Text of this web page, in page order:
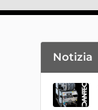
Notizia